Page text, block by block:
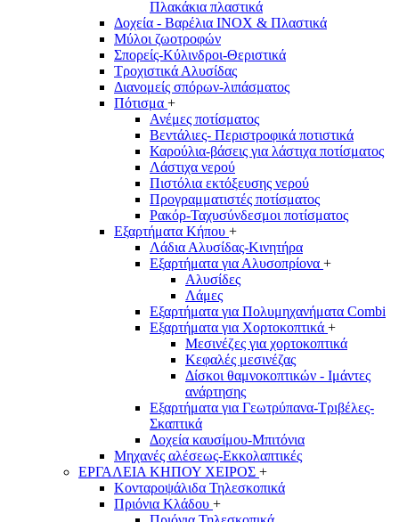
Πλακάκια πλαστικά
Δοχεία - Βαρέλια INOX & Πλαστικά
Μύλοι ζωοτροφών
Σπορείς-Κύλινδροι-Θεριστικά
Τροχιστικά Αλυσίδας
Διανομείς σπόρων-λιπάσματος
Πότισμα +
Ανέμες ποτίσματος
Βεντάλιες- Περιστροφικά ποτιστικά
Καρούλια-βάσεις για λάστιχα ποτίσματος
Λάστιχα νερού
Πιστόλια εκτόξευσης νερού
Προγραμματιστές ποτίσματος
Ρακόρ-Ταχυσύνδεσμοι ποτίσματος
Εξαρτήματα Κήπου +
Λάδια Αλυσίδας-Κινητήρα
Εξαρτήματα για Αλυσοπρίονα +
Αλυσίδες
Λάμες
Εξαρτήματα για Πολυμηχανήματα Combi
Εξαρτήματα για Χορτοκοπτικά +
Μεσινέζες για χορτοκοπτικά
Κεφαλές μεσινέζας
Δίσκοι θαμνοκοπτικών - Ιμάντες
ανάρτησης
Εξαρτήματα για Γεωτρύπανα-Τριβέλες-
Σκαπτικά
Δοχεία καυσίμου-Μπιτόνια
Μηχανές αλέσεως-Εκκολαπτικές
ΕΡΓΑΛΕΙΑ ΚΗΠΟΥ ΧΕΙΡΟΣ +
Κονταροψάλιδα Τηλεσκοπικά
Πριόνια Κλάδου +